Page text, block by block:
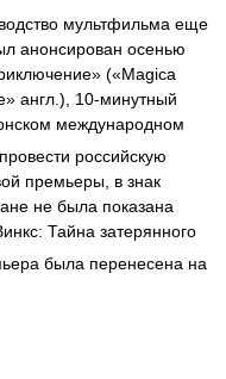
мультфильма еще
анонсирован осенью
(«Magica
англ.), 10-минутный
международном
российскую
премьеры, в знак
не была показана
Тайна затерянного
была перенесена на